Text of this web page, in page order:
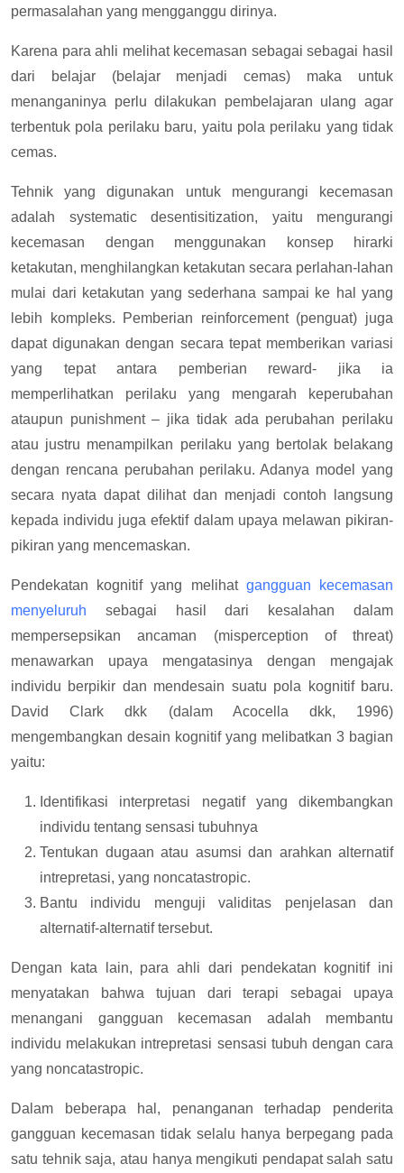
permasalahan yang mengganggu dirinya.
Karena para ahli melihat kecemasan sebagai sebagai hasil
dari belajar (belajar menjadi cemas) maka untuk
menanganinya perlu dilakukan pembelajaran ulang agar
terbentuk pola perilaku baru, yaitu pola perilaku yang tidak
cemas.
Tehnik yang digunakan untuk mengurangi kecemasan
adalah systematic desentisitization, yaitu mengurangi
kecemasan dengan menggunakan konsep hirarki
ketakutan, menghilangkan ketakutan secara perlahan-lahan
mulai dari ketakutan yang sederhana sampai ke hal yang
lebih kompleks. Pemberian reinforcement (penguat) juga
dapat digunakan dengan secara tepat memberikan variasi
yang tepat antara pemberian reward- jika ia
memperlihatkan perilaku yang mengarah keperubahan
ataupun punishment – jika tidak ada perubahan perilaku
atau justru menampilkan perilaku yang bertolak belakang
dengan rencana perubahan perilaku. Adanya model yang
secara nyata dapat dilihat dan menjadi contoh langsung
kepada individu juga efektif dalam upaya melawan pikiran-
pikiran yang mencemaskan.
Pendekatan kognitif yang melihat gangguan kecemasan
menyeluruh sebagai hasil dari kesalahan dalam
mempersepsikan ancaman (misperception of threat)
menawarkan upaya mengatasinya dengan mengajak
individu berpikir dan mendesain suatu pola kognitif baru.
David Clark dkk (dalam Acocella dkk, 1996)
mengembangkan desain kognitif yang melibatkan 3 bagian
yaitu:
Identifikasi interpretasi negatif yang dikembangkan
individu tentang sensasi tubuhnya
Tentukan dugaan atau asumsi dan arahkan alternatif
intrepretasi, yang noncatastropic.
Bantu individu menguji validitas penjelasan dan
alternatif-alternatif tersebut.
Dengan kata lain, para ahli dari pendekatan kognitif ini
menyatakan bahwa tujuan dari terapi sebagai upaya
menangani gangguan kecemasan adalah membantu
individu melakukan intrepretasi sensasi tubuh dengan cara
yang noncatastropic.
Dalam beberapa hal, penanganan terhadap penderita
gangguan kecemasan tidak selalu hanya berpegang pada
satu tehnik saja, atau hanya mengikuti pendapat salah satu